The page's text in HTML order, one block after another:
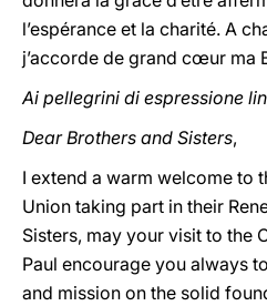
l’espérance et la charité. A
j’accorde de grand cœur ma
Ai pellegrini di espressione
Dear Brothers and Sisters,
I extend a warm welcome to
Union taking part in their
Sisters, may your visit to the
Paul encourage you always
and mission on the solid